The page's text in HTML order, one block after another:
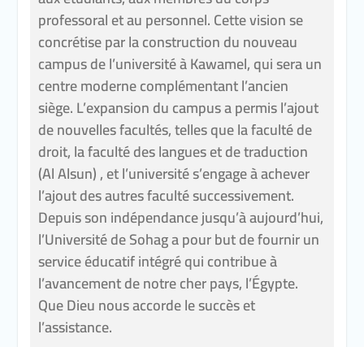
professoral et au personnel. Cette vision se
concrétise par la construction du nouveau
campus de l’université à Kawamel, qui sera un
centre moderne complémentant l’ancien
siège. L’expansion du campus a permis l’ajout
de nouvelles facultés, telles que la faculté de
droit, la faculté des langues et de traduction
(Al Alsun) , et l’université s’engage à achever
l’ajout des autres faculté successivement.
Depuis son indépendance jusqu’à aujourd’hui,
l’Université de Sohag a pour but de fournir un
service éducatif intégré qui contribue à
l’avancement de notre cher pays, l’Égypte.
Que Dieu nous accorde le succès et
l’assistance.